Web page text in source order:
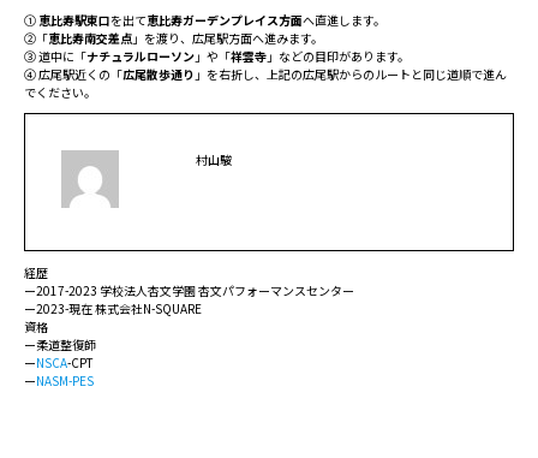
① 恵比寿駅東口を出て恵比寿ガーデンプレイス方面へ直進します。
②「恵比寿南交差点 」を渡り、広尾駅方面へ進みます。
③ 道中に「ナチュラルローソン 」や「祥雲寺 」などの目印があります。
④ 広尾駅近くの「広尾散歩通り 」を右折し、上記の広尾駅からのルートと同じ道順で進ん
でください。
村山駿
経歴
ー2017-2023 学校法人杏文学園 杏文パフォーマンスセンター
ー2023-現在 株式会社N-SQUARE
資格
ー柔道整復師
ーNSCA-CPT
ーNASM-PES